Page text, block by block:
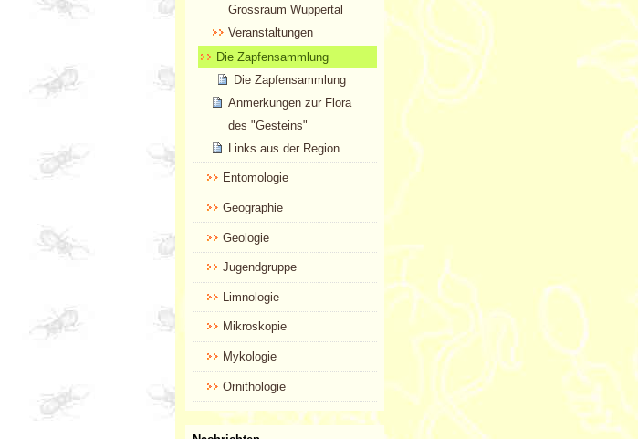
Grossraum Wuppertal
Veranstaltungen
Die Zapfensammlung
Die Zapfensammlung
Anmerkungen zur Flora
des "Gesteins"
Links aus der Region
Entomologie
Geographie
Geologie
Jugendgruppe
Limnologie
Mikroskopie
Mykologie
Ornithologie